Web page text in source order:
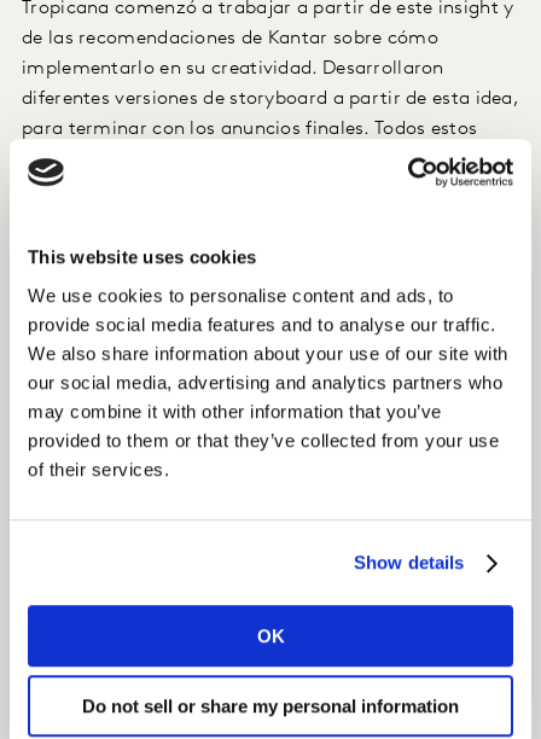
This website uses cookies
We use cookies to personalise content and ads, to
provide social media features and to analyse our traffic.
We also share information about your use of our site with
our social media, advertising and analytics partners who
may combine it with other information that you’ve
provided to them or that they’ve collected from your use
of their services.
Show details
OK
Do not sell or share my personal information
Tropicana comenzó a trabajar a partir de este insight y
de las recomendaciones de Kantar sobre cómo
implementarlo en su creatividad. Desarrollaron
diferentes versiones de storyboard a partir de esta idea,
para terminar con los anuncios finales. Todos estos
trabajos fueron testados con LINK+ (Storyboard / TV).
recogidos por LINK+ para conocer los resultados entre
Históricamente, los anuncios tenían un rendimiento
más limitado entre este grupo de público.
El insight
A lo largo del desarrollo de los anuncios no terminados,
cómo ejecutar esta idea fundamental diferenciadora.
Un ejemplo de dichas recomendaciones incluía
cambios en el guion para crear una conexión más
explícita entre la marca Tropicana y el insight. Esto se
descubrió durante la fase inicial de animación y se
actualizó antes de testar los storyboards y las